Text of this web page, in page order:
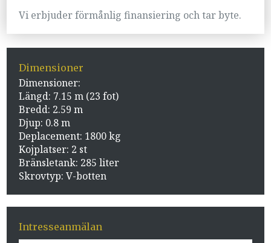
Vi erbjuder förmånlig finansiering och tar byte.
Dimensioner
Dimensioner:
Längd: 7.15 m (23 fot)
Bredd: 2.59 m
Djup: 0.8 m
Deplacement: 1800 kg
Kojplatser: 2 st
Bränsletank: 285 liter
Skrovtyp: V-botten
Intresseanmälan